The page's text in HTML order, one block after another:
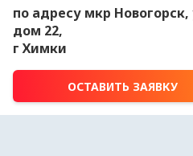
по адресу мкр
дом 22,
г Химки
ОСТАВИТЬ ЗАЯВКУ